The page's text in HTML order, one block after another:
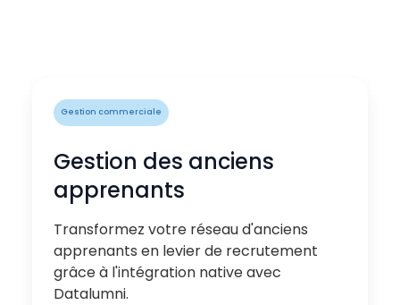
Gestion commerciale
Gestion des anciens
apprenants
Transformez votre réseau d'anciens
apprenants en levier de recrutement
grâce à l'intégration native avec
Datalumni.